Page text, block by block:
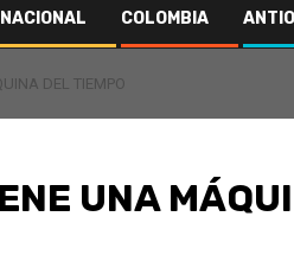
COLOMBIA
DEL TIEMPO
UNA